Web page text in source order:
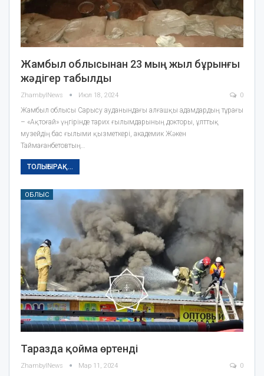
Жамбыл облысынан 23 мың жыл бұрынғы
жәдігер табылды
ZhambylNews Июл 18, 2024 0
Жамбыл облысы Сарысу ауданындағы алғашқы адамдардың тұрағы
– «Ақтоғай» үңгірінде тарих ғылымдарының докторы, ұлттық
музейдің бас ғылыми қызметкері, академик Жәкен
Таймағанбетовтың…
ТОЛЫҒЫРАҚ...
ОБЛЫС
Таразда қойма өртенді
ZhambylNews Мар 11, 2024 0